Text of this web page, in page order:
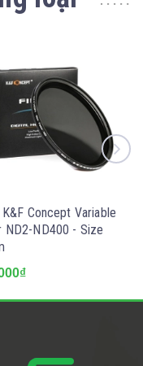
Concept Variable
ND2-ND400 - Size